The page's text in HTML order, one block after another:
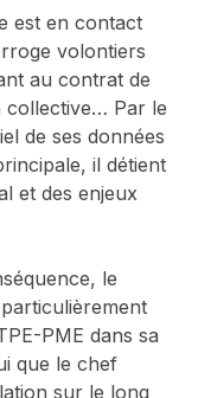
est en contact
volontiers
au contrat de
collective… Par le
de ses données
il détient
et des enjeux
le
PME dans sa
que le chef
sur le long